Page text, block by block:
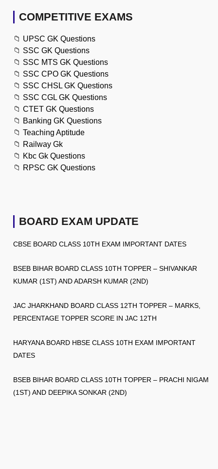
COMPETITIVE EXAMS
📁 UPSC GK Questions
📁 SSC GK Questions
📁 SSC MTS GK Questions
📁 SSC CPO GK Questions
📁 SSC CHSL GK Questions
📁 SSC CGL GK Questions
📁 CTET GK Questions
📁 Banking GK Questions
📁 Teaching Aptitude
📁 Railway Gk
📁 Kbc Gk Questions
📁 RPSC GK Questions
BOARD EXAM UPDATE
CBSE BOARD CLASS 10TH EXAM IMPORTANT DATES
BSEB BIHAR BOARD CLASS 10TH TOPPER – SHIVANKAR
KUMAR (1ST) AND ADARSH KUMAR (2ND)
JAC JHARKHAND BOARD CLASS 12TH TOPPER – MARKS,
PERCENTAGE TOPPER SCORE IN JAC 12TH
HARYANA BOARD HBSE CLASS 10TH EXAM IMPORTANT
DATES
BSEB BIHAR BOARD CLASS 10TH TOPPER – PRACHI NIGAM
(1ST) AND DEEPIKA SONKAR (2ND)